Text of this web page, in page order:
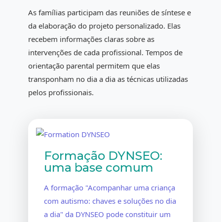
As famílias participam das reuniões de síntese e
da elaboração do projeto personalizado. Elas
recebem informações claras sobre as
intervenções de cada profissional. Tempos de
orientação parental permitem que elas
transponham no dia a dia as técnicas utilizadas
pelos profissionais.
Formação DYNSEO:
uma base comum
A formação "Acompanhar uma criança
com autismo: chaves e soluções no dia
a dia" da DYNSEO pode constituir um